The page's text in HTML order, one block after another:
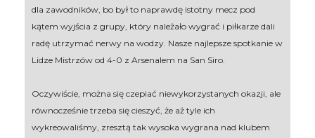
dla zawodników, bo był to naprawdę istotny mecz pod
kątem wyjścia z grupy, który należało wygrać i piłkarze dali
radę utrzymać nerwy na wodzy. Nasze najlepsze spotkanie w
Lidze Mistrzów od 4-0 z Arsenalem na San Siro.
Oczywiście, można się czepiać niewykorzystanych okazji, ale
równocześnie trzeba się cieszyć, że aż tyle ich
wykreowaliśmy, zresztą tak wysoka wygrana nad klubem